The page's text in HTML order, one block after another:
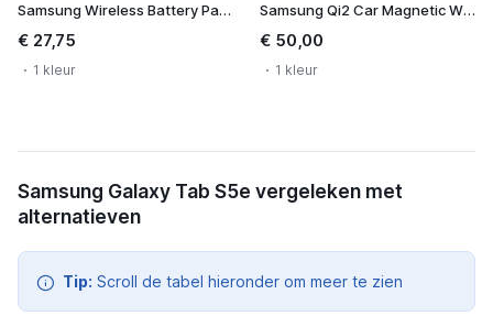
Samsung Wireless Battery Pack 10.000 mAh
€ 27,75
1 kleur
Samsung Qi2 Car Magnetic Wireless Charger
€ 50,00
1 kleur
Samsung Galaxy Tab S5e vergeleken met
alternatieven
Tip: Scroll de tabel hieronder om meer te zien